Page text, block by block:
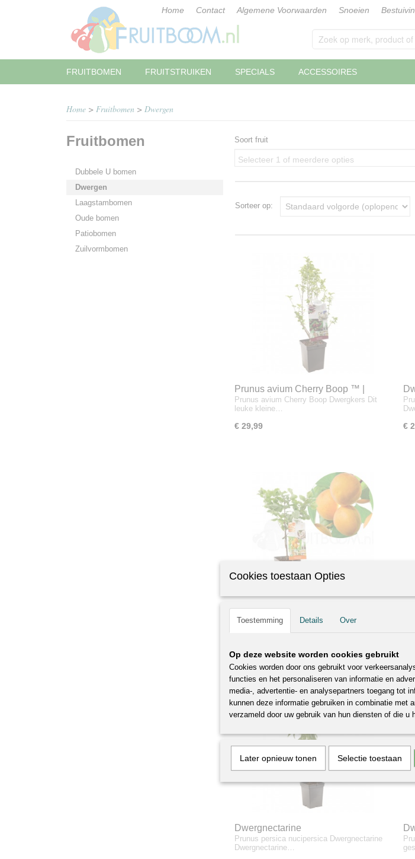
Home Contact Algemene Voorwaarden Snoeien
FRUITBOMEN FRUITSTRUIKEN SPECIALS ACCESSOIRES
Home > Fruitbomen > Dwergen
Fruitbomen
Dubbele U bomen
Dwergen
Laagstambomen
Oude bomen
Patiobomen
Zuilvormbomen
Soort fruit
Selecteer 1 of meerdere opties
Sorteer op:
Prunus avium Cherry Boop ™ |
Dwergkers | Ø 18 cm
Prunus avium Cherry Boop Dwergkers Dit
leuke kleine…
€ 29,99 €
Dwergabrikoos
Prunus armeniaca Dwergabrikoos Deze
Dwergnectarine
Prunus persica nucipersica Dwergnectarine
Dwergnectarine…
Cookies toestaan Opties
Toestemming Details Over
Op deze website worden cookies gebruikt
Cookies worden door ons gebruikt voor
functies en het personaliseren van informatie en
media-, advertentie- en analysepartners toegang tot
kunnen deze informatie gebruiken in combinatie met
verzameld door uw gebruik van hun diensten of die u
Later opnieuw tonen Selectie toestaan